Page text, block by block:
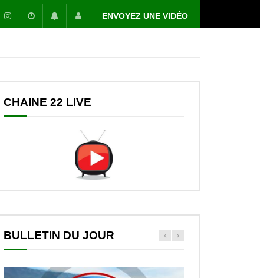
ENVOYEZ UNE VIDÉO
CHAINE 22 LIVE
BULLETIN DU JOUR